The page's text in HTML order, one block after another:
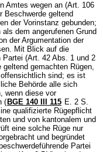
Amtes wegen an (Art. 106
Beschwerde geltend
der Vorinstanz gebunden;
dem angerufenen Grund
der Argumentation der
Mit Blick auf die
Partei (Art. 42 Abs. 1 und 2
gemachten Rügen,
sind; es ist
Behörde alle sich
wenn diese vor
( BGE 140 III 115 E. 2 S.
qualifizierte Rügepflicht
und von kantonalem und
eine solche Rüge nur
und begründet
Partei